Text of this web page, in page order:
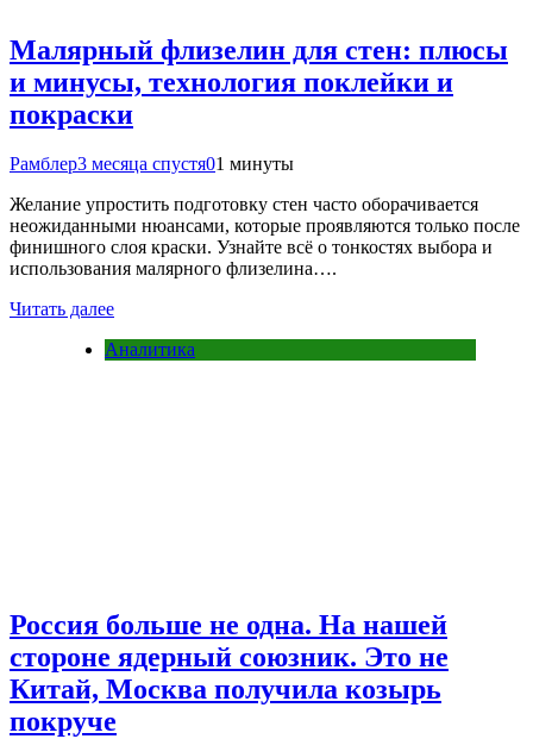
Малярный флизелин для стен: плюсы
и минусы, технология поклейки и
покраски
Рамблер3 месяца спустя01 минуты
Желание упростить подготовку стен часто оборачивается
неожиданными нюансами, которые проявляются только после
финишного слоя краски. Узнайте всё о тонкостях выбора и
использования малярного флизелина….
Читать далее
Аналитика
Россия больше не одна. На нашей
стороне ядерный союзник. Это не
Китай, Москва получила козырь
покруче